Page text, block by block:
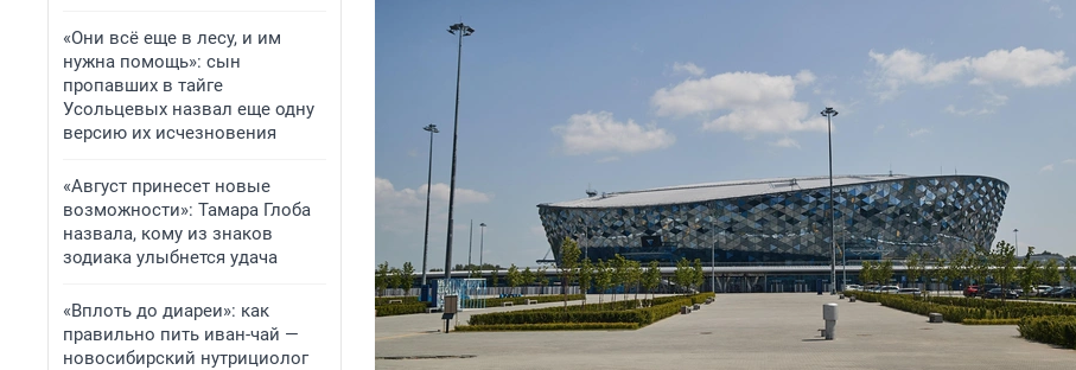
«Они всё еще в лесу, и им
нужна помощь»: сын
пропавших в тайге
Усольцевых назвал еще одну
версию их исчезновения
«Август принесет новые
возможности»: Тамара Глоба
назвала, кому из знаков
зодиака улыбнется удача
«Вплоть до диареи»: как
правильно пить иван-чай —
новосибирский нутрициолог